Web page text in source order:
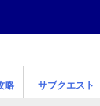
略 サブクエスト